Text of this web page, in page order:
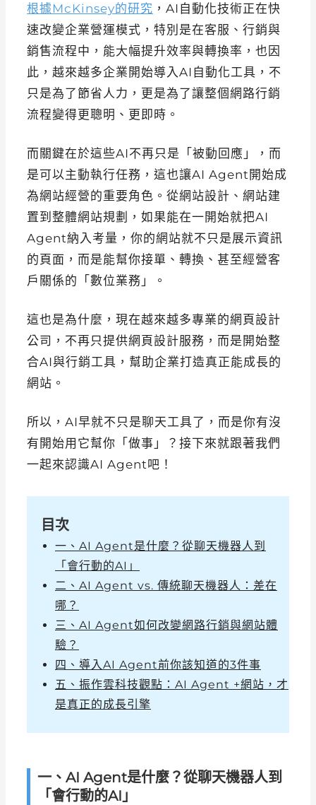
根據McKinsey的研究 ，AI自動化技術正在快
速改變企業營運模式，特別是在客服、行銷與
銷售流程中，能大幅提升效率與轉換率，也因
此，越來越多企業開始導入AI自動化工具，不
只是為了節省人力，更是為了讓整個網路行銷
流程變得更聰明、更即時。
而關鍵在於這些AI不再只是「被動回應」，而
是可以主動執行任務，這也讓AI Agent開始成
為網站經營的重要角色。從網站設計、網站建
置到整體網站規劃，如果能在一開始就把AI
Agent納入考量，你的網站就不只是展示資訊
的頁面，而是能幫你接單、轉換、甚至經營客
戶關係的「數位業務」。
這也是為什麼，現在越來越多專業的網頁設計
公司，不再只提供網頁設計服務，而是開始整
合AI與行銷工具，幫助企業打造真正能成長的
網站。
所以，AI早就不只是聊天工具了，而是你有沒
有開始用它幫你「做事」？接下來就跟著我們
一起來認識AI Agent吧！
目次
一、AI Agent是什麼？從聊天機器人到
「會行動的AI」
二、AI Agent vs. 傳統聊天機器人：差在
哪？
三、AI Agent如何改變網路行銷與網站體
驗？
四、導入AI Agent前你該知道的3件事
五、振作雲科技觀點：AI Agent +網站，才
是真正的成長引擎
一、AI Agent是什麼？從聊天機器人到
「會行動的AI」